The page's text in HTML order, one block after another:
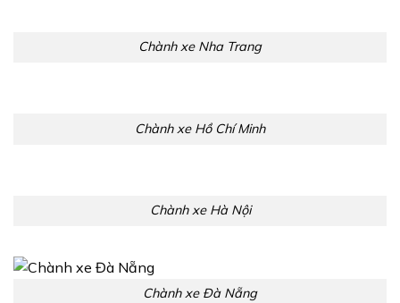
Chành xe Nha Trang
Chành xe Hồ Chí Minh
Chành xe Hà Nội
Chành xe Đà Nẵng